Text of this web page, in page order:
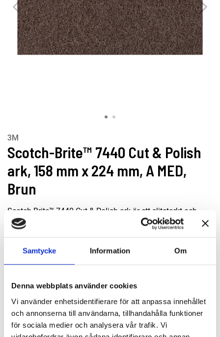
Samtycke Information Om
Denna webbplats använder cookies
Vi använder enhetsidentifierare för att anpassa innehållet
och annonserna till användarna, tillhandahålla funktioner
för sociala medier och analysera vår trafik. Vi
3M
Scotch-Brite™ 7440 Cut & Polish
ark, 158 mm x 224 mm, A MED,
Brun
Scotch-Brite™ 7440 Cut & Polish ark är ett slitstarkt och
formbart slipark för aggressiv rengöring, utjämning och
med maskin vid lackeringsförberedelse och
rostborttagning.
EAN-kod: 54046719934336
Rekommenderat pris: 61.00 kr
61 kr